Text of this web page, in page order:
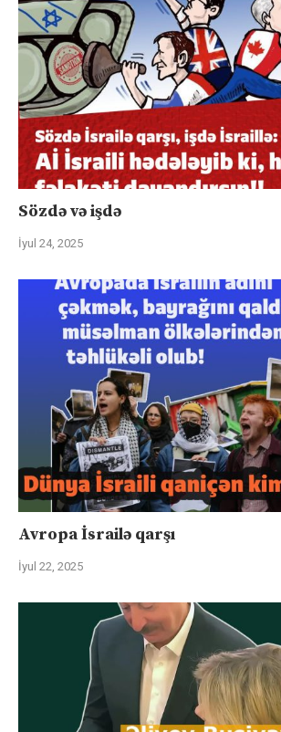
Sözdə və işdə
İyul 24, 2025
Avropa İsrailə qarşı
İyul 22, 2025